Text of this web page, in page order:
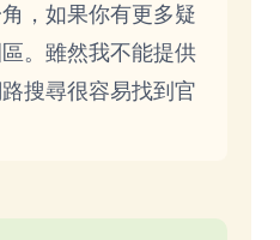
，如果你有更多疑
。雖然我不能提供
搜尋很容易找到官